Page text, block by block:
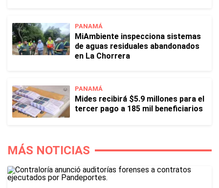
PANAMÁ
MiAmbiente inspecciona sistemas
de aguas residuales abandonados
en La Chorrera
PANAMÁ
Mides recibirá $5.9 millones para el
tercer pago a 185 mil beneficiarios
MÁS NOTICIAS